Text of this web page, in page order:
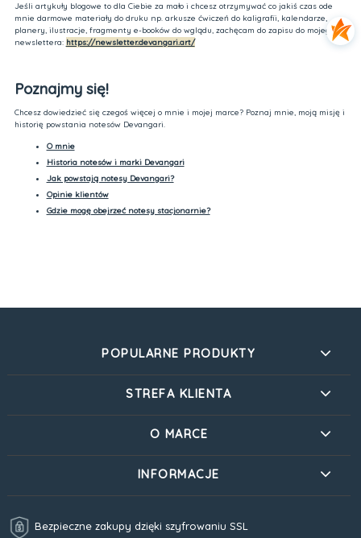
Jeśli artykuły blogowe to dla Ciebie za mało i chcesz otrzymywać co jakiś czas ode
mnie darmowe materiały do druku np. arkusze ćwiczeń do kaligrafii, kalendarze,
planery, ilustracje, fragmenty e-booków do wglądu, zachęcam do zapisu do mojego
newslettera: https://newsletter.devangari.art/
Poznajmy się!
Chcesz dowiedzieć się czegoś więcej o mnie i mojej marce? Poznaj mnie, moją misję i
historię powstania notesów Devangari.
O mnie
Historia notesów i marki Devangari
Jak powstają notesy Devangari?
Opinie klientów
Gdzie mogę obejrzeć notesy stacjonarnie?
POPULARNE PRODUKTY
STREFA KLIENTA
O MARCE
INFORMACJE
Bezpieczne zakupy dzięki szyfrowaniu SSL